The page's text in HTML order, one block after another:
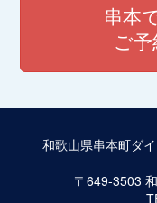
串本
ご
和歌山県串本町ダ
〒649-3503